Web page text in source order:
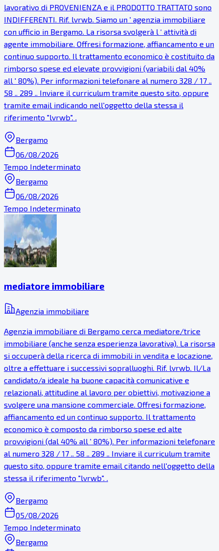
lavorativo di PROVENIENZA e il PRODOTTO TRATTATO sono
INDIFFERENTI. Rif. lvrwb. Siamo un ' agenzia immobiliare
con ufficio in Bergamo. La risorsa svolgerà l ‘ attività di
agente immobiliare. Offresi formazione, affiancamento e un
continuo supporto. Il trattamento economico è costituito da
rimborso spese ed elevate provvigioni (variabili dal 40%
all ' 80%). Per informazioni telefonare al numero 328 / 17 ..
58 .. 289 .. Inviare il curriculum tramite questo sito, oppure
tramite email indicando nell'oggetto della stessa il
riferimento "lvrwb". .
Bergamo
06/08/2026
Tempo Indeterminato
Bergamo
06/08/2026
Tempo Indeterminato
mediatore immobiliare
Agenzia immobiliare
Agenzia immobiliare di Bergamo cerca mediatore/trice
immobiliare (anche senza esperienza lavorativa). La risorsa
si occuperà della ricerca di immobili in vendita e locazione,
oltre a effettuare i successivi sopralluoghi. Rif. lvrwb. Il/La
candidato/a ideale ha buone capacità comunicative e
relazionali, attitudine al lavoro per obiettivi, motivazione a
svolgere una mansione commerciale. Offresi formazione,
affiancamento ed un continuo supporto. Il trattamento
economico è composto da rimborso spese ed alte
provvigioni (dal 40% all ' 80%). Per informazioni telefonare
al numero 328 / 17 .. 58 .. 289 .. Inviare il curriculum tramite
questo sito, oppure tramite email citando nell'oggetto della
stessa il riferimento "lvrwb". .
Bergamo
05/08/2026
Tempo Indeterminato
Bergamo